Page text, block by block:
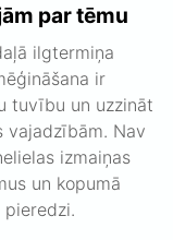
par tēmu
ilgtermiņa
ir
tuvību un uzzināt
vajadzībām. Nav
izmaiņas
un kopumā